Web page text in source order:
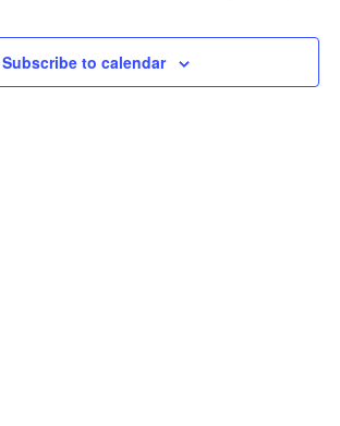
Eventos
Subscribe to calendar